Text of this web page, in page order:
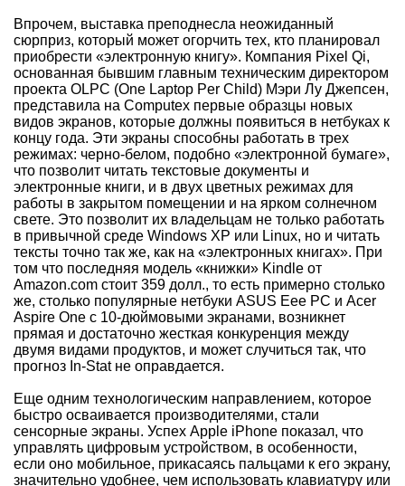
Впрочем, выставка преподнесла неожиданный
сюрприз, который может огорчить тех, кто планировал
приобрести «электронную книгу». Компания Pixel Qi,
основанная бывшим главным техническим директором
проекта OLPC (One Laptop Per Child) Мэри Лу Джепсен,
представила на Computex первые образцы новых
видов экранов, которые должны появиться в нетбуках к
концу года. Эти экраны способны работать в трех
режимах: черно-белом, подобно «электронной бумаге»,
что позволит читать текстовые документы и
электронные книги, и в двух цветных режимах для
работы в закрытом помещении и на ярком солнечном
свете. Это позволит их владельцам не только работать
в привычной среде Windows XP или Linux, но и читать
тексты точно так же, как на «электронных книгах». При
том что последняя модель «книжки» Kindle от
Amazon.com стоит 359 долл., то есть примерно столько
же, столько популярные нетбуки ASUS Eee PC и Acer
Aspire One с 10-дюймовыми экранами, возникнет
прямая и достаточно жесткая конкуренция между
двумя видами продуктов, и может случиться так, что
прогноз In-Stat не оправдается.
Еще одним технологическим направлением, которое
быстро осваивается производителями, стали
сенсорные экраны. Успех Apple iPhone показал, что
управлять цифровым устройством, в особенности,
если оно мобильное, прикасаясь пальцами к его экрану,
значительно удобнее, чем использовать клавиатуру или